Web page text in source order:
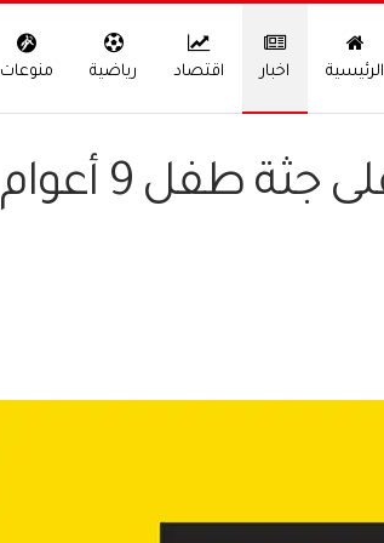
الرئيسية اخبار اقتصاد رياضية منوعات
“جريمة مروعة بحطاب العثور على جثة طفل 9 أعوام